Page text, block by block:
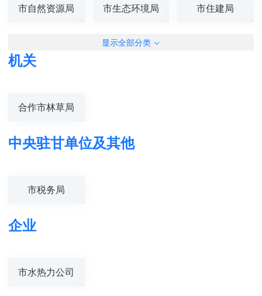
市自然资源局 市生态环境局 市住建局
显示全部分类
机关
合作市林草局
中央驻甘单位及其他
市税务局
企业
市水热力公司